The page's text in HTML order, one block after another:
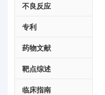
不良反应
专利
药物文献
靶点综述
临床指南